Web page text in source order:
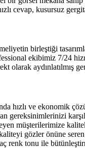
cevap, kusursuz
birleştiği
ekibimiz 7/24
olarak aydınlatılmış
hızlı ve ekonomik
gereksinimlerinizi
müşterilerimize
gözler önüne seren
renk tonu ile